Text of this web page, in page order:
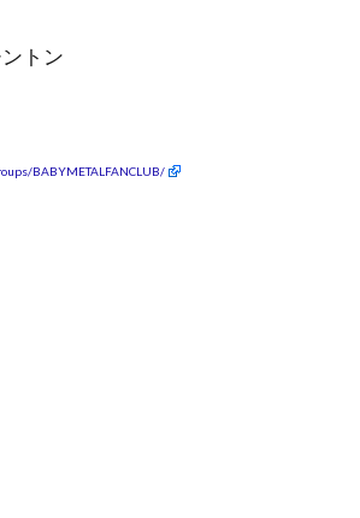
トン
BABYMETALFANCLUB/